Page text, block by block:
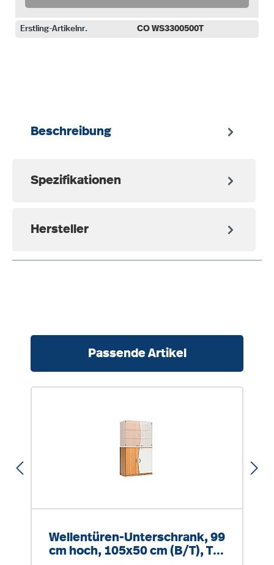
Erstling-Artikelnr. CO WS3300500T
Beschreibung
Spezifikationen
Hersteller
Passende Artikel
Wellentüren-Unterschrank, 99
cm hoch, 105x50 cm (B/T), Tür